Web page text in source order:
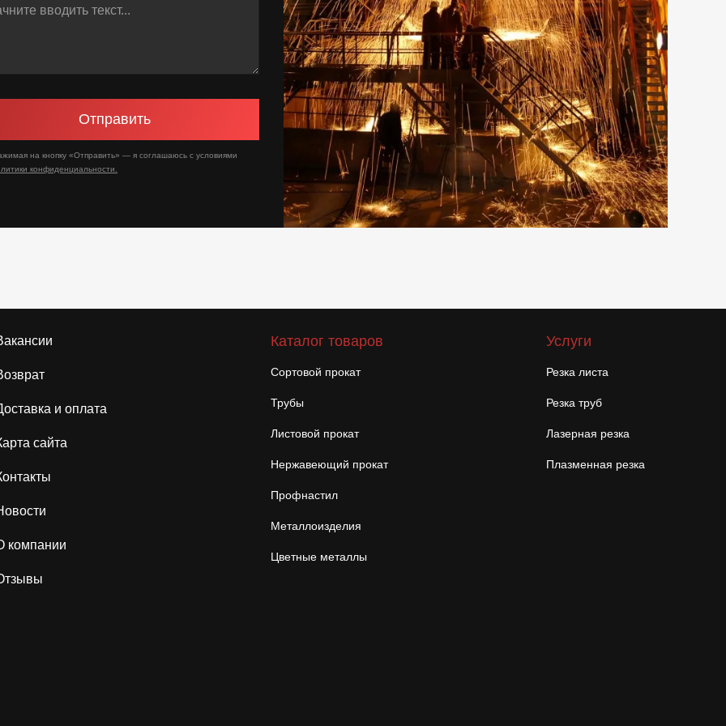
Отправить
на кнопку «Отправить» — я соглашаюсь с условиями
конфиденциальности.
и оплата
сайта
компании
Каталог товаров
Сортовой прокат
Трубы
Листовой прокат
Нержавеющий прокат
Профнастил
Металлоизделия
Цветные металлы
Услуги
Резка листа
Резка труб
Лазерная резка
Плазменная резка